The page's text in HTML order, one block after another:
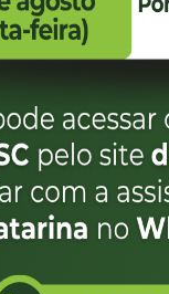
SC - Governo de